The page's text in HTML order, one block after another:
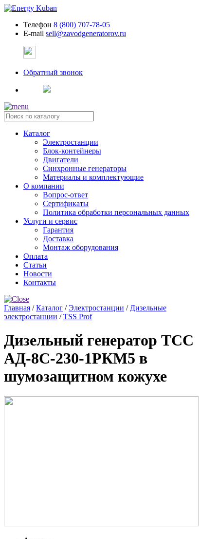
Телефон 8 (800) 707-78-05
E-mail sell@zavodgeneratorov.ru
Обратный звонок
Каталог
Электростанции
Блок-контейнеры
Двигатели
Синхронные генераторы
Материалы и комплектующие
О компании
Вопрос-ответ
Сертификаты
Политика обработки персональных данных
Услуги и сервис
Гарантия
Доставка
Монтаж оборудования
Оплата
Статьи
Новости
Контакты
Главная /Каталог /Электростанции / Дизельные
электростанции /TSS Prof
Дизельный генератор ТСС
АД-8С-230-1РКМ5 в
шумозащитном кожухе